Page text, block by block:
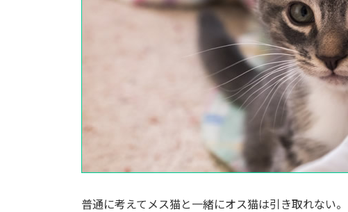
普通に考えてメス猫と一緒にオス猫は引き取れない。